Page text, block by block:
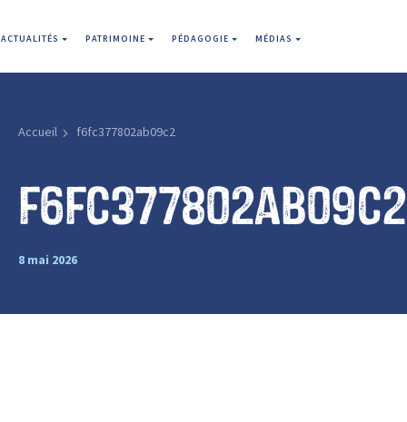
ACTUALITÉS PATRIMOINE PÉDAGOGIE MÉDIAS
Accueil f6fc377802ab09c2
f6fc377802ab09c2
8 mai 2026